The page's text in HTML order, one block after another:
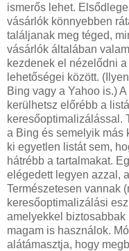
ismerős lehet.
vásárlók könnyebben
találjanak meg téged,
vásárlók általában
kezdenek el nézelődni
lehetőségei között.
Bing vagy a Yahoo is.)
kerülhetsz előrébb a
keresőoptimalizálással.
a Bing és semelyik más
ki egyetlen listát sem,
hátrébb a tartalmakat.
elégedett legyen azzal,
Természetesen vannak
keresőoptimalizálási
amelyekkel
magam is használok.
alátámasztja, hogy